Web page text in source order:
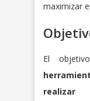
maximizar
El